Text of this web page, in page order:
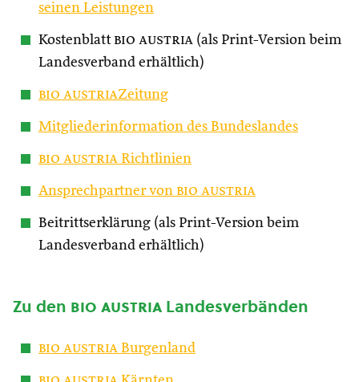
seinen Leistungen
Kostenblatt bio austria (als Print-Version beim
Landesverband erhältlich)
bio austriaZeitung
Mitgliederinformation des Bundeslandes
bio austria Richtlinien
Ansprechpartner von bio austria
Beitrittserklärung (als Print-Version beim
Landesverband erhältlich)
Zu den bio austria Landesverbänden
bio austria Burgenland